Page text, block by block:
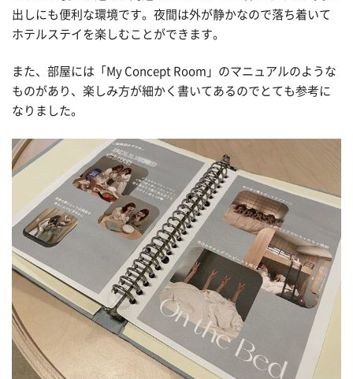
出しにも便利な環境です。夜間は外が静かなので落ち着いて
ホテルステイを楽しむことができます。
また、部屋には「My Concept Room」のマニュアルのような
ものがあり、楽しみ方が細かく書いてあるのでとても参考に
なりました。